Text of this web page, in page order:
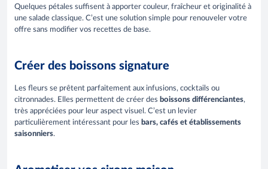
Quelques pétales suffisent à apporter couleur, fraîcheur et originalité à
une salade classique. C’est une solution simple pour renouveler votre
offre sans modifier vos recettes de base.
Créer des boissons signature
Les fleurs se prêtent parfaitement aux infusions, cocktails ou
citronnades. Elles permettent de créer des boissons différenciantes,
très appréciées pour leur aspect visuel. C’est un levier
particulièrement intéressant pour les bars, cafés et établissements
saisonniers.